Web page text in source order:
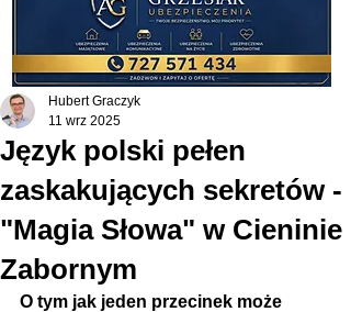
Język polski pełen
zaskakujących sekretów -
"Magia Słowa" w Cieninie
Zabornym
Hubert Graczyk
11 wrz 2025
O tym jak jeden przecinek może